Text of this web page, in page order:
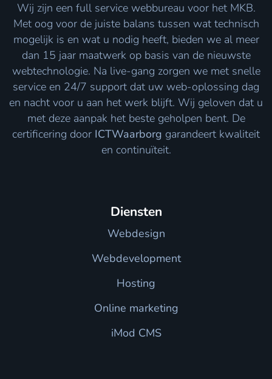
Wij zijn een full service webbureau voor het MKB.
Met oog voor de juiste balans tussen wat technisch
mogelijk is en wat u nodig heeft, bieden we al meer
dan 15 jaar maatwerk op basis van de nieuwste
webtechnologie. Na live-gang zorgen we met snelle
service en 24/7 support dat uw web-oplossing dag
en nacht voor u aan het werk blijft. Wij geloven dat u
met deze aanpak het beste geholpen bent. De
certificering door ICTWaarborg garandeert kwaliteit
en continuïteit.
Diensten
Webdesign
Webdevelopment
Hosting
Online marketing
iMod CMS